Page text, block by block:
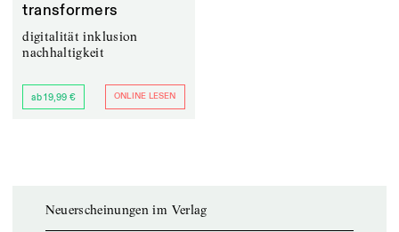
transformers
digitalität inklusion
nachhaltigkeit
ab 19,99 € ONLINE LESEN
Neuerscheinungen im Verlag